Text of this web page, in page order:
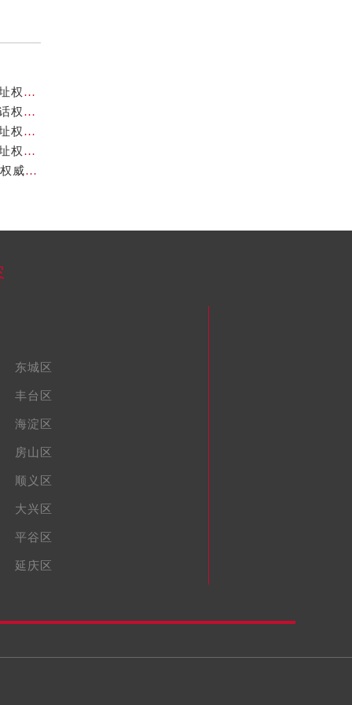
北京卡地亚官方售后服务中心｜全新服务电话及详细地址权威信息公示（2026年7月最新）
北京卡地亚官方售后服务中心｜全部网点地址与售后电话权威信息公示（2026年7月最新）
北京卡地亚官方售后服务中心｜最新热线及完整维修地址权威信息公示（2026年7月最新）
北京卡地亚官方售后服务中心｜服务热线及全部官方地址权威信息公示（2026年7月最新）
北京卡地亚官方售后服务中心｜地址及24小时服务电话权威信息公示（2026年7月最新）
东城区
丰台区
海淀区
房山区
顺义区
大兴区
平谷区
延庆区